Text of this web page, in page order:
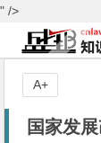
" />
国家发
A+